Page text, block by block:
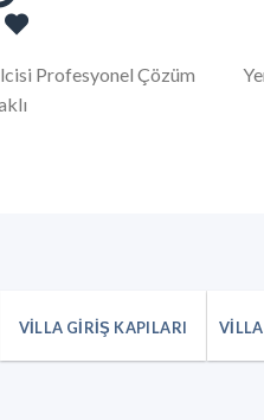
Profesyonel Çözüm
VILLA GIRIŞ KAPILARI